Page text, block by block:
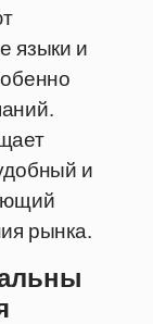
языки и
и
рынка.